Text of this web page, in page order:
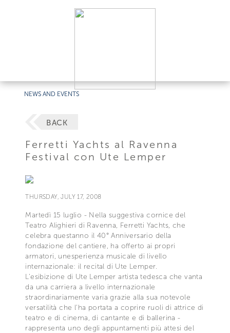
NEWS AND EVENTS
BACK
Ferretti Yachts al Ravenna
Festival con Ute Lemper
THURSDAY, JULY 17, 2008
Martedì 15 luglio - Nella suggestiva cornice del
Teatro Alighieri di Ravenna, Ferretti Yachts, che
celebra questanno il 40° Anniversario della
fondazione del cantiere, ha offerto ai propri
armatori, unesperienza musicale di livello
internazionale: il recital di Ute Lemper.
L'esibizione di Ute Lemper artista tedesca che vanta
da una carriera a livello internazionale
straordinariamente varia grazie alla sua notevole
versatilità che l'ha portata a coprire ruoli di attrice di
teatro e di cinema, di cantante e di ballerina -
rappresenta uno degli appuntamenti più attesi del